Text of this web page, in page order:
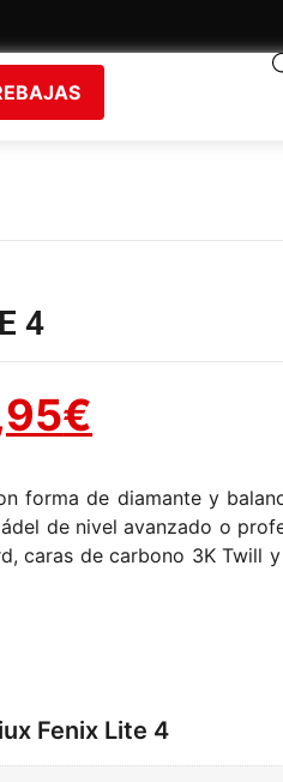
4
€
forma de diamante y
de nivel avanzado o
caras de carbono 3K Twill
Fenix Lite 4